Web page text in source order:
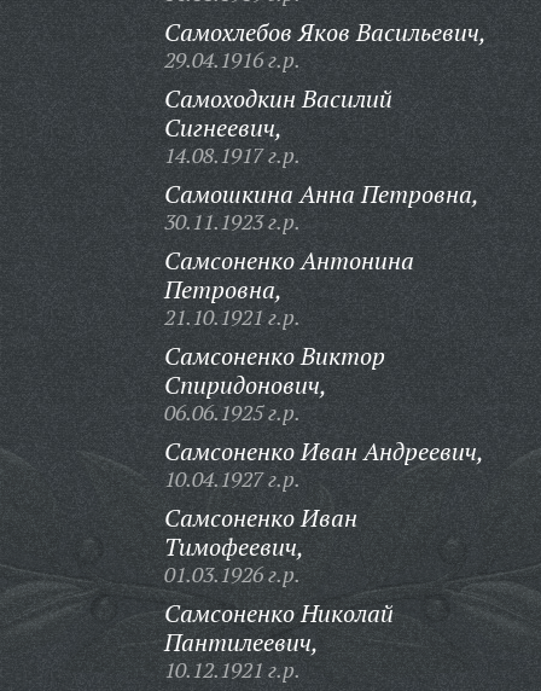
Самохлебов Яков Васильевич,
29.04.1916 г.р.
Самоходкин Василий
Сигнеевич,
14.08.1917 г.р.
Самошкина Анна Петровна,
30.11.1923 г.р.
Самсоненко Антонина
Петровна,
21.10.1921 г.р.
Самсоненко Виктор
Спиридонович,
06.06.1925 г.р.
Самсоненко Иван Андреевич,
10.04.1927 г.р.
Самсоненко Иван
Тимофеевич,
01.03.1926 г.р.
Самсоненко Николай
Пантилеевич,
10.12.1921 г.р.